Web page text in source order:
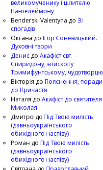
великомученику і цілителю
Пантелеймону
Benderski Valentyna до Зі
спогадів
Оксана до Ігор Соневицький.
Духовні твори
Денис до Акафіст свт.
Спиридону, єпископу
Тримифунтському, чудотворцю
Вікторія до Пояснення, поради
до Причастя
Наталя до Акафіст до святителя
Миколая
Дмитро до Під Твою милість
(давньоукраїнського
обихідного наспіву)
Роман до Під Твою милість
(давньоукраїнського
обихідного наспіву)